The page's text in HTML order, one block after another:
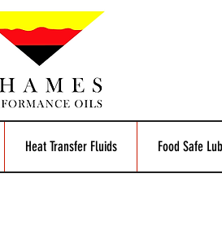
Heat Transfer Fluids Food Safe